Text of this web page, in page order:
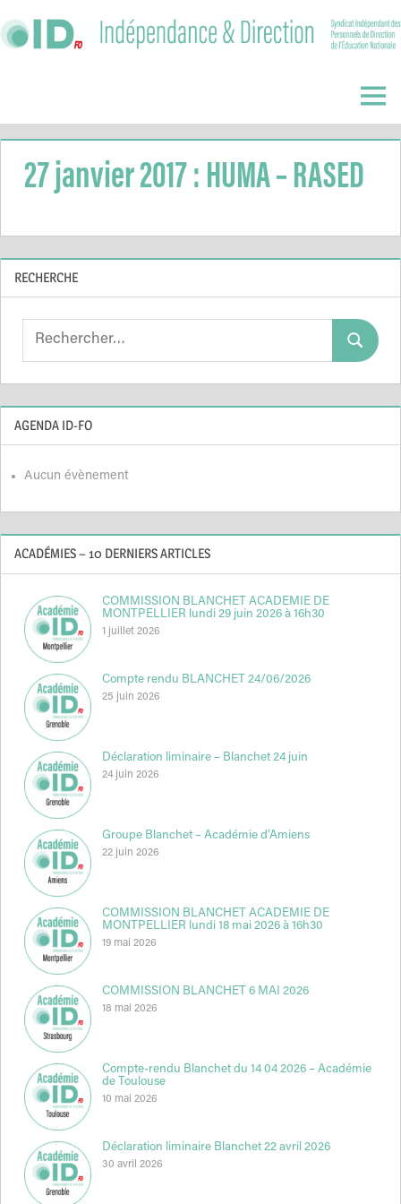
to
Direction
Menu
27 janvier 2017 : HUMA – RASED
RECHERCHE
Search
Search
AGENDA ID-FO
Aucun évènement
ACADÉMIES – 10 DERNIERS ARTICLES
COMMISSION BLANCHET ACADEMIE DE
MONTPELLIER lundi 29 juin 2026 à 16h30
1 juillet 2026
Compte rendu BLANCHET 24/06/2026
25 juin 2026
Déclaration liminaire – Blanchet 24 juin
24 juin 2026
Groupe Blanchet – Académie d’Amiens
22 juin 2026
COMMISSION BLANCHET ACADEMIE DE
MONTPELLIER lundi 18 mai 2026 à 16h30
19 mai 2026
COMMISSION BLANCHET 6 MAI 2026
18 mai 2026
Compte-rendu Blanchet du 14 04 2026 – Académie
de Toulouse
10 mai 2026
Déclaration liminaire Blanchet 22 avril 2026
30 avril 2026